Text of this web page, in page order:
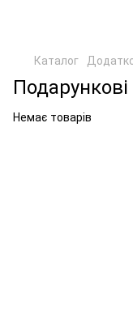
Каталог
Немає товарів